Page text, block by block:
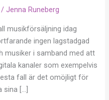
/Jenna Runeberg
musikförsäljning idag
ingen lagstadgad
musiker i samband med att
kanaler som exempelvis
fall är det omöjligt för
sina […]